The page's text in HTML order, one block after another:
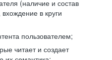
(наличие и состав
в круги
пользователем;
читает и создает